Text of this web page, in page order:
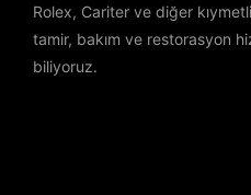
Rolex, Cariter ve diğer
tamir, bakım ve restorasyon
biliyoruz.